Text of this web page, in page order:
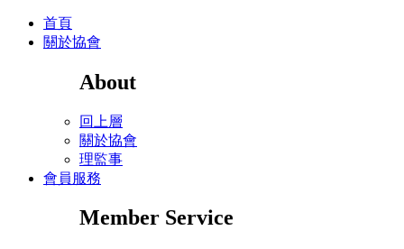
首頁
關於協會
About
回上層
關於協會
理監事
會員服務
Member Service